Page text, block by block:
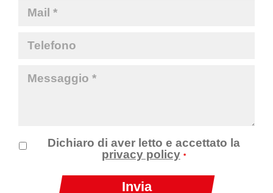
Dichiaro di aver letto e accettato la
privacy policy *